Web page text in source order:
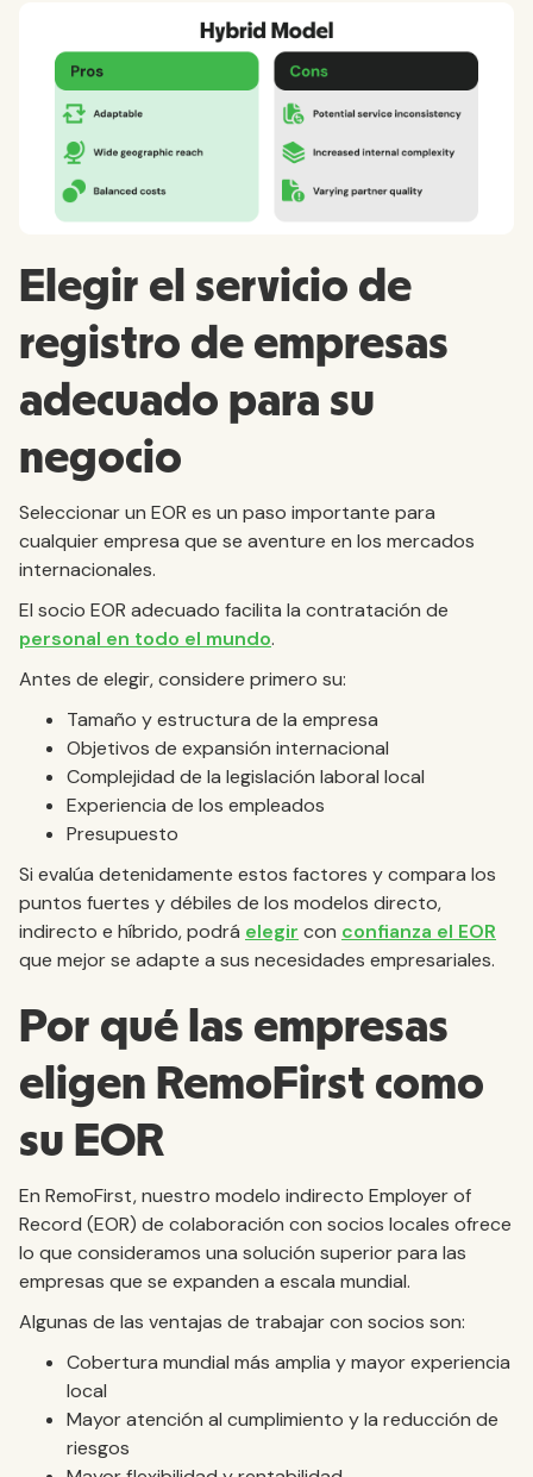
Elegir el servicio de
registro de empresas
adecuado para su
negocio
Seleccionar un EOR es un paso importante para
cualquier empresa que se aventure en los mercados
internacionales.
El socio EOR adecuado facilita la contratación de
personal en todo el mundo.
Antes de elegir, considere primero su:
Tamaño y estructura de la empresa
Objetivos de expansión internacional
Complejidad de la legislación laboral local
Experiencia de los empleados
Presupuesto
Si evalúa detenidamente estos factores y compara los
puntos fuertes y débiles de los modelos directo,
indirecto e híbrido, podrá elegir con confianza el EOR
que mejor se adapte a sus necesidades empresariales.
Por qué las empresas
eligen RemoFirst como
su EOR
En RemoFirst, nuestro modelo indirecto Employer of
Record (EOR) de colaboración con socios locales ofrece
lo que consideramos una solución superior para las
empresas que se expanden a escala mundial.
Algunas de las ventajas de trabajar con socios son:
Cobertura mundial más amplia y mayor experiencia
local
Mayor atención al cumplimiento y la reducción de
riesgos